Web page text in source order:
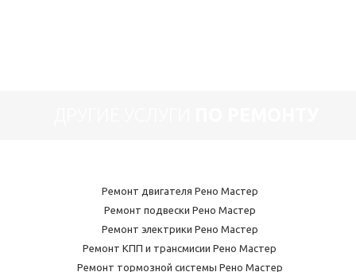
Ремонт двигателя Рено Мастер
Ремонт подвески Рено Мастер
Ремонт электрики Рено Мастер
Ремонт КПП и трансмисии Рено Мастер
Ремонт тормозной системы Рено Мастер